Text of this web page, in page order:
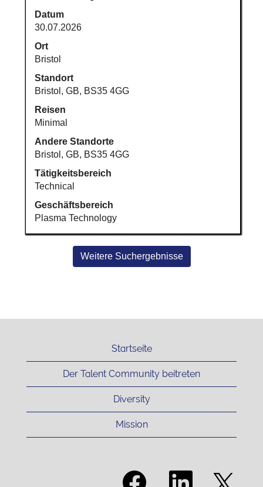
Datum
30.07.2026
Ort
Bristol
Standort
Bristol, GB, BS35 4GG
Reisen
Minimal
Andere Standorte
Bristol, GB, BS35 4GG
Tätigkeitsbereich
Technical
Geschäftsbereich
Plasma Technology
Sie
die
Leertaste,
um
die
Stelleninformationen
vollständig
anzuzeigen.
Weitere Suchergebnisse
Startseite
Der Talent Community beitreten
Diversity
Mission
W
W
W